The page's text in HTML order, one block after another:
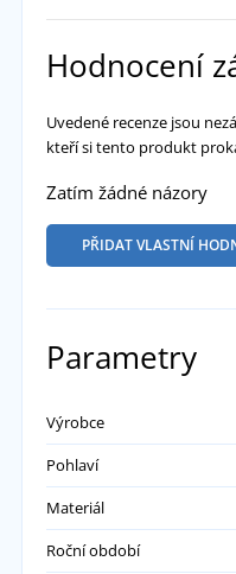
Hodnocení
Uvedené recenze jsou
kteří si tento produkt
Zatím žádné názory
PŘIDAT VLASTNÍ
Parametry
Výrobce
Pohlaví
Materiál
Roční období